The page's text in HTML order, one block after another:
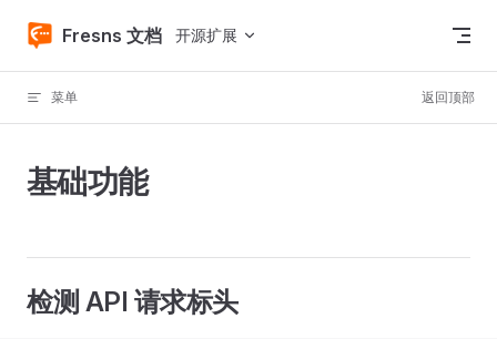
Skip to content
Fresns 文档 开源扩展
菜单 返回顶部
基础功能
检测 API 请求标头